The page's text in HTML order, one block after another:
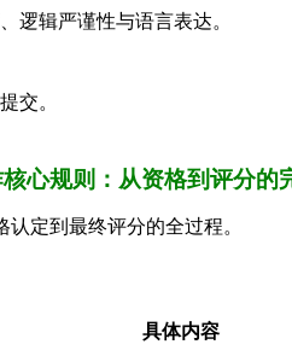
逻辑严谨性与语言表达。
交。
心规则：从资格到评分的
定到最终评分的全过程。
具体内容